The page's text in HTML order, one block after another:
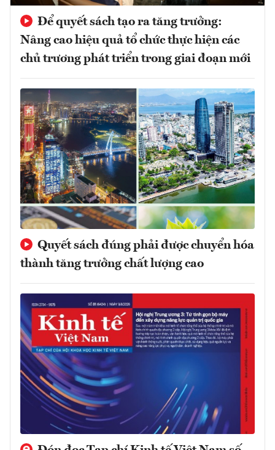
Để quyết sách tạo ra tăng trưởng:
Nâng cao hiệu quả tổ chức thực hiện các
chủ trương phát triển trong giai đoạn mới
Quyết sách đúng phải được chuyển hóa
thành tăng trưởng chất lượng cao